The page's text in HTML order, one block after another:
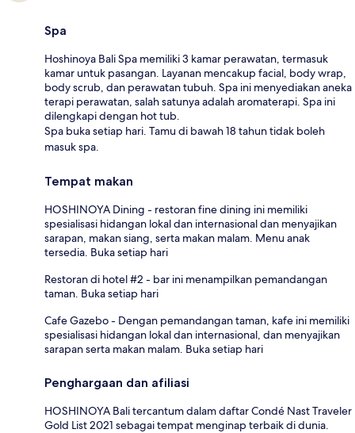
Spa
Hoshinoya Bali Spa memiliki 3 kamar perawatan, termasuk
kamar untuk pasangan. Layanan mencakup facial, body wrap,
body scrub, dan perawatan tubuh. Spa ini menyediakan aneka
terapi perawatan, salah satunya adalah aromaterapi. Spa ini
dilengkapi dengan hot tub.
Spa buka setiap hari. Tamu di bawah 18 tahun tidak boleh
masuk spa.
Tempat makan
HOSHINOYA Dining - restoran fine dining ini memiliki
spesialisasi hidangan lokal dan internasional dan menyajikan
sarapan, makan siang, serta makan malam. Menu anak
tersedia. Buka setiap hari
Restoran di hotel #2 - bar ini menampilkan pemandangan
taman. Buka setiap hari
Cafe Gazebo - Dengan pemandangan taman, kafe ini memiliki
spesialisasi hidangan lokal dan internasional, dan menyajikan
sarapan serta makan malam. Buka setiap hari
Penghargaan dan afiliasi
HOSHINOYA Bali tercantum dalam daftar Condé Nast Traveler
Gold List 2021 sebagai tempat menginap terbaik di dunia.